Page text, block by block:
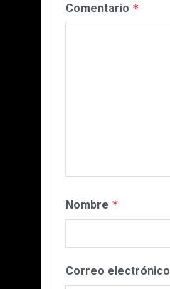
Comentario *
Nombre *
Correo electrónico